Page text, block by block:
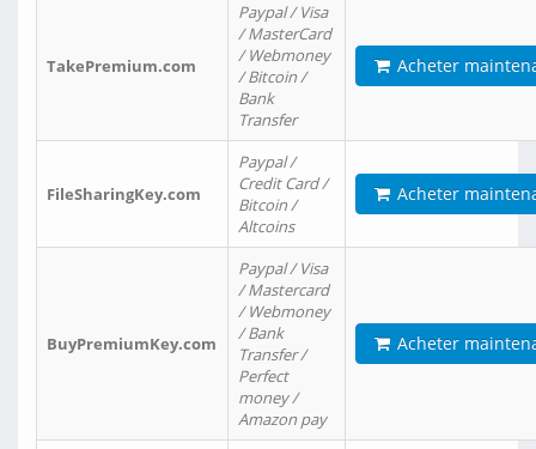
TakePremium.com
Paypal / Visa
/ MasterCard
/ Webmoney
/ Bitcoin /
Bank
Transfer
Acheter
FileSharingKey.com
Paypal /
Credit Card /
Bitcoin /
Altcoins
Acheter
BuyPremiumKey.com
Paypal / Visa
/ Mastercard
/ Webmoney
/ Bank
Transfer /
Perfect
money /
Amazon pay
Acheter